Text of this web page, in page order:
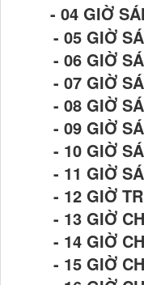
- 04 GIỜ
- 05 GIỜ
- 06 GIỜ
- 07 GIỜ
- 08 GIỜ
- 09 GIỜ
- 10 GIỜ
- 11 GIỜ
- 12 GIỜ
- 13 GIỜ
- 14 GIỜ
- 15 GIỜ